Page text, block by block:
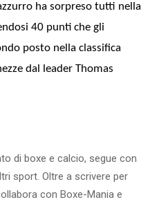
ha sorpreso tutti nella
40 punti che gli
posto nella classifica
dal leader Thomas
di boxe e calcio, segue con
sport. Oltre a scrivere per
con Boxe-Mania e